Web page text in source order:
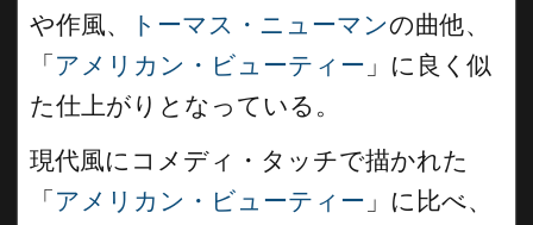
や作風、
トーマス・ニューマンの曲他、
「 アメリカン・ビューティー 」に良く似
た仕上がりとなっている。
現代風にコメディ・タッチで描かれた
「 アメリカン・ビューティー 」に比べ、